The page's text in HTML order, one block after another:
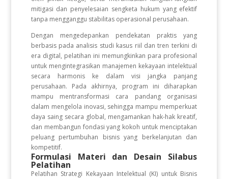
mitigasi dan penyelesaian sengketa hukum yang efektif
tanpa mengganggu stabilitas operasional perusahaan.
Dengan mengedepankan pendekatan praktis yang
berbasis pada analisis studi kasus riil dan tren terkini di
era digital, pelatihan ini memungkinkan para profesional
untuk mengintegrasikan manajemen kekayaan intelektual
secara harmonis ke dalam visi jangka panjang
perusahaan. Pada akhirnya, program ini diharapkan
mampu mentransformasi cara pandang organisasi
dalam mengelola inovasi, sehingga mampu memperkuat
daya saing secara global, mengamankan hak-hak kreatif,
dan membangun fondasi yang kokoh untuk menciptakan
peluang pertumbuhan bisnis yang berkelanjutan dan
kompetitif.
Formulasi Materi dan Desain Silabus
Pelatihan
Pelatihan Strategi Kekayaan Intelektual (KI) untuk Bisnis